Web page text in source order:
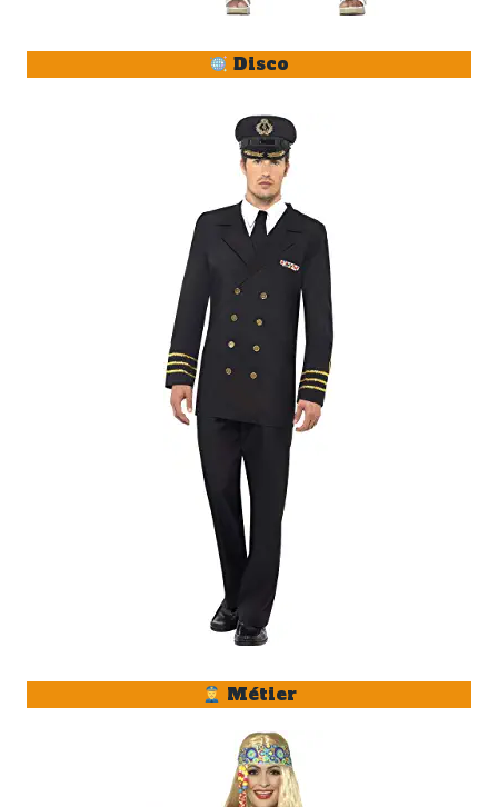
Disco
Métier